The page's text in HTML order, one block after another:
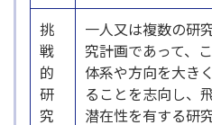
挑
戦
的
研
究
一人又は複数の研
究計画であって、
体系や方向を大き
ることを志向し、
潜在性を有する研